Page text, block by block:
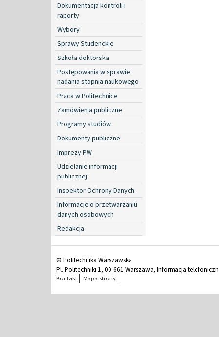
Dokumentacja kontroli i
raporty
Wybory
Sprawy Studenckie
Szkoła doktorska
Postępowania w sprawie
nadania stopnia naukowego
Praca w Politechnice
Zamówienia publiczne
Programy studiów
Dokumenty publiczne
Imprezy PW
Udzielanie informacji
publicznej
Inspektor Ochrony Danych
Informacje o przetwarzaniu
danych osobowych
Redakcja
© Politechnika Warszawska
Pl. Politechniki 1, 00-661 Warszawa, Informacja
Kontakt Mapa strony